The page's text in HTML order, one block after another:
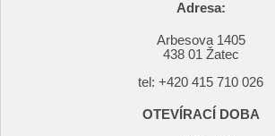
Adresa:
Arbesova 1405
438 01 Žatec
tel: +420 415 710 026
OTEVÍRACÍ DOBA